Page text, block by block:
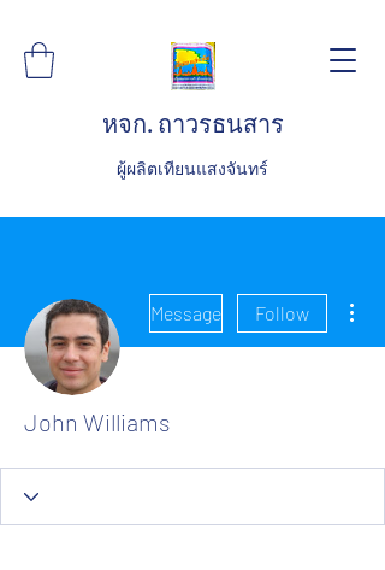
หจก. ถาวรธนสาร
ผู้ผลิตเทียนแสงจันทร์
Message Follow
John Williams